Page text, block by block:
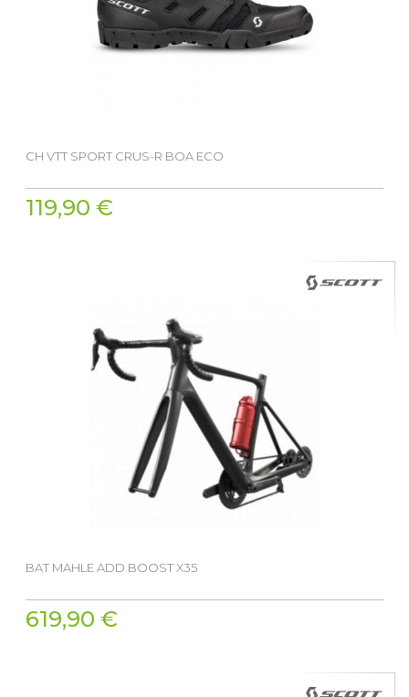
CH VTT SPORT CRUS-R BOA ECO
119,90 €
BAT MAHLE ADD BOOST X35
619,90 €